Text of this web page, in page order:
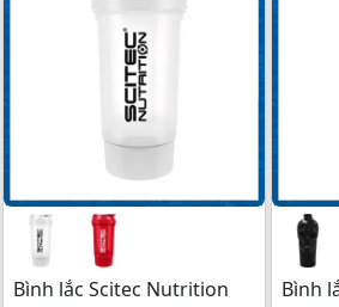
59.000₫.
Bình lắc Scitec Nutrition
Bình